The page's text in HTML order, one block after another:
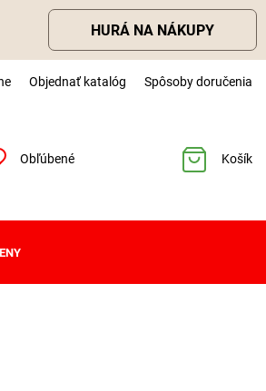
HURÁ NA NÁKUPY
Objednať katalóg Spôsoby doručenia
Obľúbené Košík